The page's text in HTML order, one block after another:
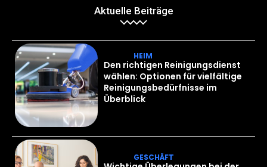
Aktuelle Beiträge
HEIM
Den richtigen Reinigungsdienst
wählen: Optionen für vielfältige
Reinigungsbedürfnisse im
Überblick
GESCHÄFT